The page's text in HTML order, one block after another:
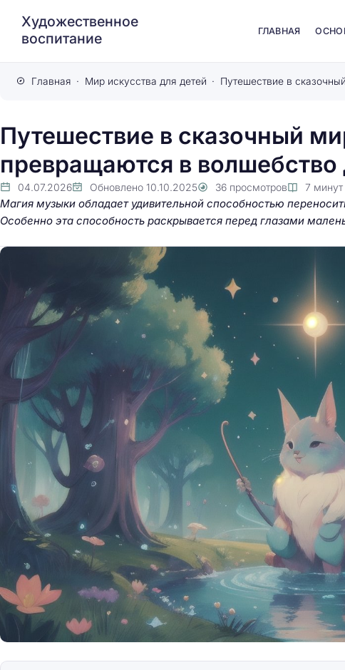
Художественное
воспитание
ГЛАВНАЯ
Главная Мир искусства для детей
Путешествие в сказочный
превращаются в волшебство
04.07.2026 Обновлено 10.10.2025 36 просмотров 7 минут
Магия музыки обладает удивительной способностью
Особенно эта способность раскрывается перед глазами
Путешествие через
арт-оборудование и
древних художников и
ремесленников